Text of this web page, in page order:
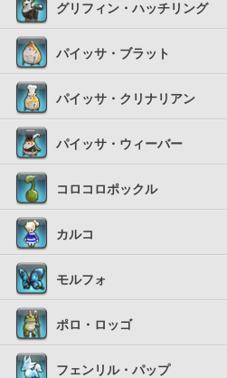
グリフィン・ハッチリング
パイッサ・ブラット
パイッサ・クリナリアン
パイッサ・ウィーバー
コロコロポックル
カルコ
モルフォ
ポロ・ロッゴ
フェンリル・パップ